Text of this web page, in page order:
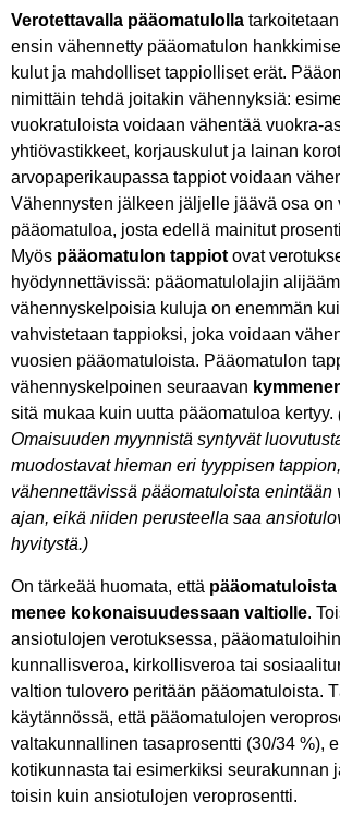
Verotettavalla pääomatulolla
ensin vähennetty pääomatulon
kulut ja mahdolliset tappiolliset erät.
nimittäin tehdä joitakin vähennyksiä:
vuokratuloista voidaan vähentää vuokra-
yhtiövastikkeet, korjauskulut ja lainan
arvopaperikaupassa tappiot voidaan
Vähennysten jälkeen jäljelle jäävä osa on
pääomatuloa, josta edellä mainitut
Myös pääomatulon tappiot ovat
hyödynnettävissä: pääomatulolajin
vähennyskelpoisia kuluja on enemmän
vahvistetaan tappioksi, joka voidaan
vuosien pääomatuloista. Pääomatulon
vähennyskelpoinen seuraavan
sitä mukaa kuin uutta pääomatuloa kertyy.
Omaisuuden myynnistä syntyvät
muodostavat hieman eri tyyppisen
vähennettävissä pääomatuloista enintään
ajan, eikä niiden perusteella saa
hyvitystä.)
On tärkeää huomata, että
menee kokonaisuudessaan valtiolle.
ansiotulojen verotuksessa,
kunnallisveroa, kirkollisveroa tai
valtion tulovero peritään pääomatuloista.
käytännössä, että pääomatulojen
valtakunnallinen tasaprosentti (30/34 %),
kotikunnasta tai esimerkiksi seurakunnan
toisin kuin ansiotulojen veroprosentti.